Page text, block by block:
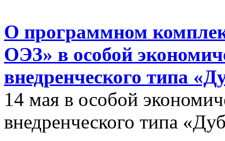
О программном
ОЭЗ» в особой
внедренческого типа
14 мая в особой
внедренческого типа